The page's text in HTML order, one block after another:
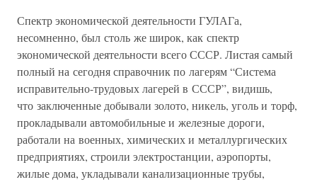
Спектр экономической деятельности ГУЛАГа,
несомненно, был столь же широк, как спектр
экономической деятельности всего СССР. Листая самый
полный на сегодня справочник по лагерям “Система
исправительно-трудовых лагерей в СССР”, видишь,
что заключенные добывали золото, никель, уголь и торф,
прокладывали автомобильные и железные дороги,
работали на военных, химических и металлургических
предприятиях, строили электростанции, аэропорты,
жилые дома, укладывали канализационные трубы,